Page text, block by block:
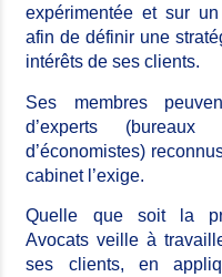
expérimentée et sur
afin de définir une
intérêts de ses clients.
Ses membres
d’experts (bureaux
d’économistes)
cabinet l’exige.
Quelle que soit la
Avocats veille à
ses clients, en